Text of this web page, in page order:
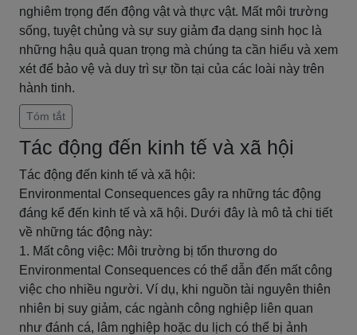
nghiêm trọng đến động vật và thực vật. Mất môi trường
sống, tuyệt chủng và sự suy giảm đa dạng sinh học là
những hậu quả quan trọng mà chúng ta cần hiểu và xem
xét để bảo vệ và duy trì sự tồn tại của các loài này trên
hành tinh.
Tóm tắt
Tác động đến kinh tế và xã hội
Tác động đến kinh tế và xã hội:
Environmental Consequences gây ra những tác động
đáng kể đến kinh tế và xã hội. Dưới đây là mô tả chi tiết
về những tác động này:
1. Mất công việc: Môi trường bị tổn thương do
Environmental Consequences có thể dẫn đến mất công
việc cho nhiều người. Ví dụ, khi nguồn tài nguyên thiên
nhiên bị suy giảm, các ngành công nghiệp liên quan
như đánh cá, lâm nghiệp hoặc du lịch có thể bị ảnh